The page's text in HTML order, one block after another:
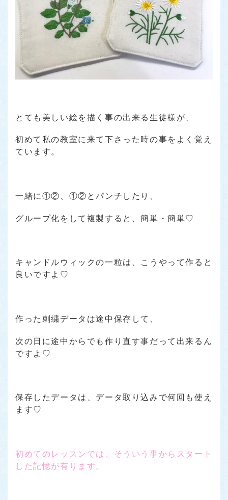
とても美しい絵を描く事の出来る生徒様が、
初めて私の教室に来て下さった時の事をよく覚え
ています。
一緒に①②、①②とパンチしたり、
グループ化をして複製すると、簡単・簡単♡
キャンドルウィックの一粒は、こうやって作ると
良いですよ♡
作った刺繍データは途中保存して、
次の日に途中からでも作り直す事だって出来るん
ですよ♡
保存したデータは、データ取り込みで何回も使え
ます♡
初めてのレッスンでは、そういう事からスタート
した記憶が有ります。